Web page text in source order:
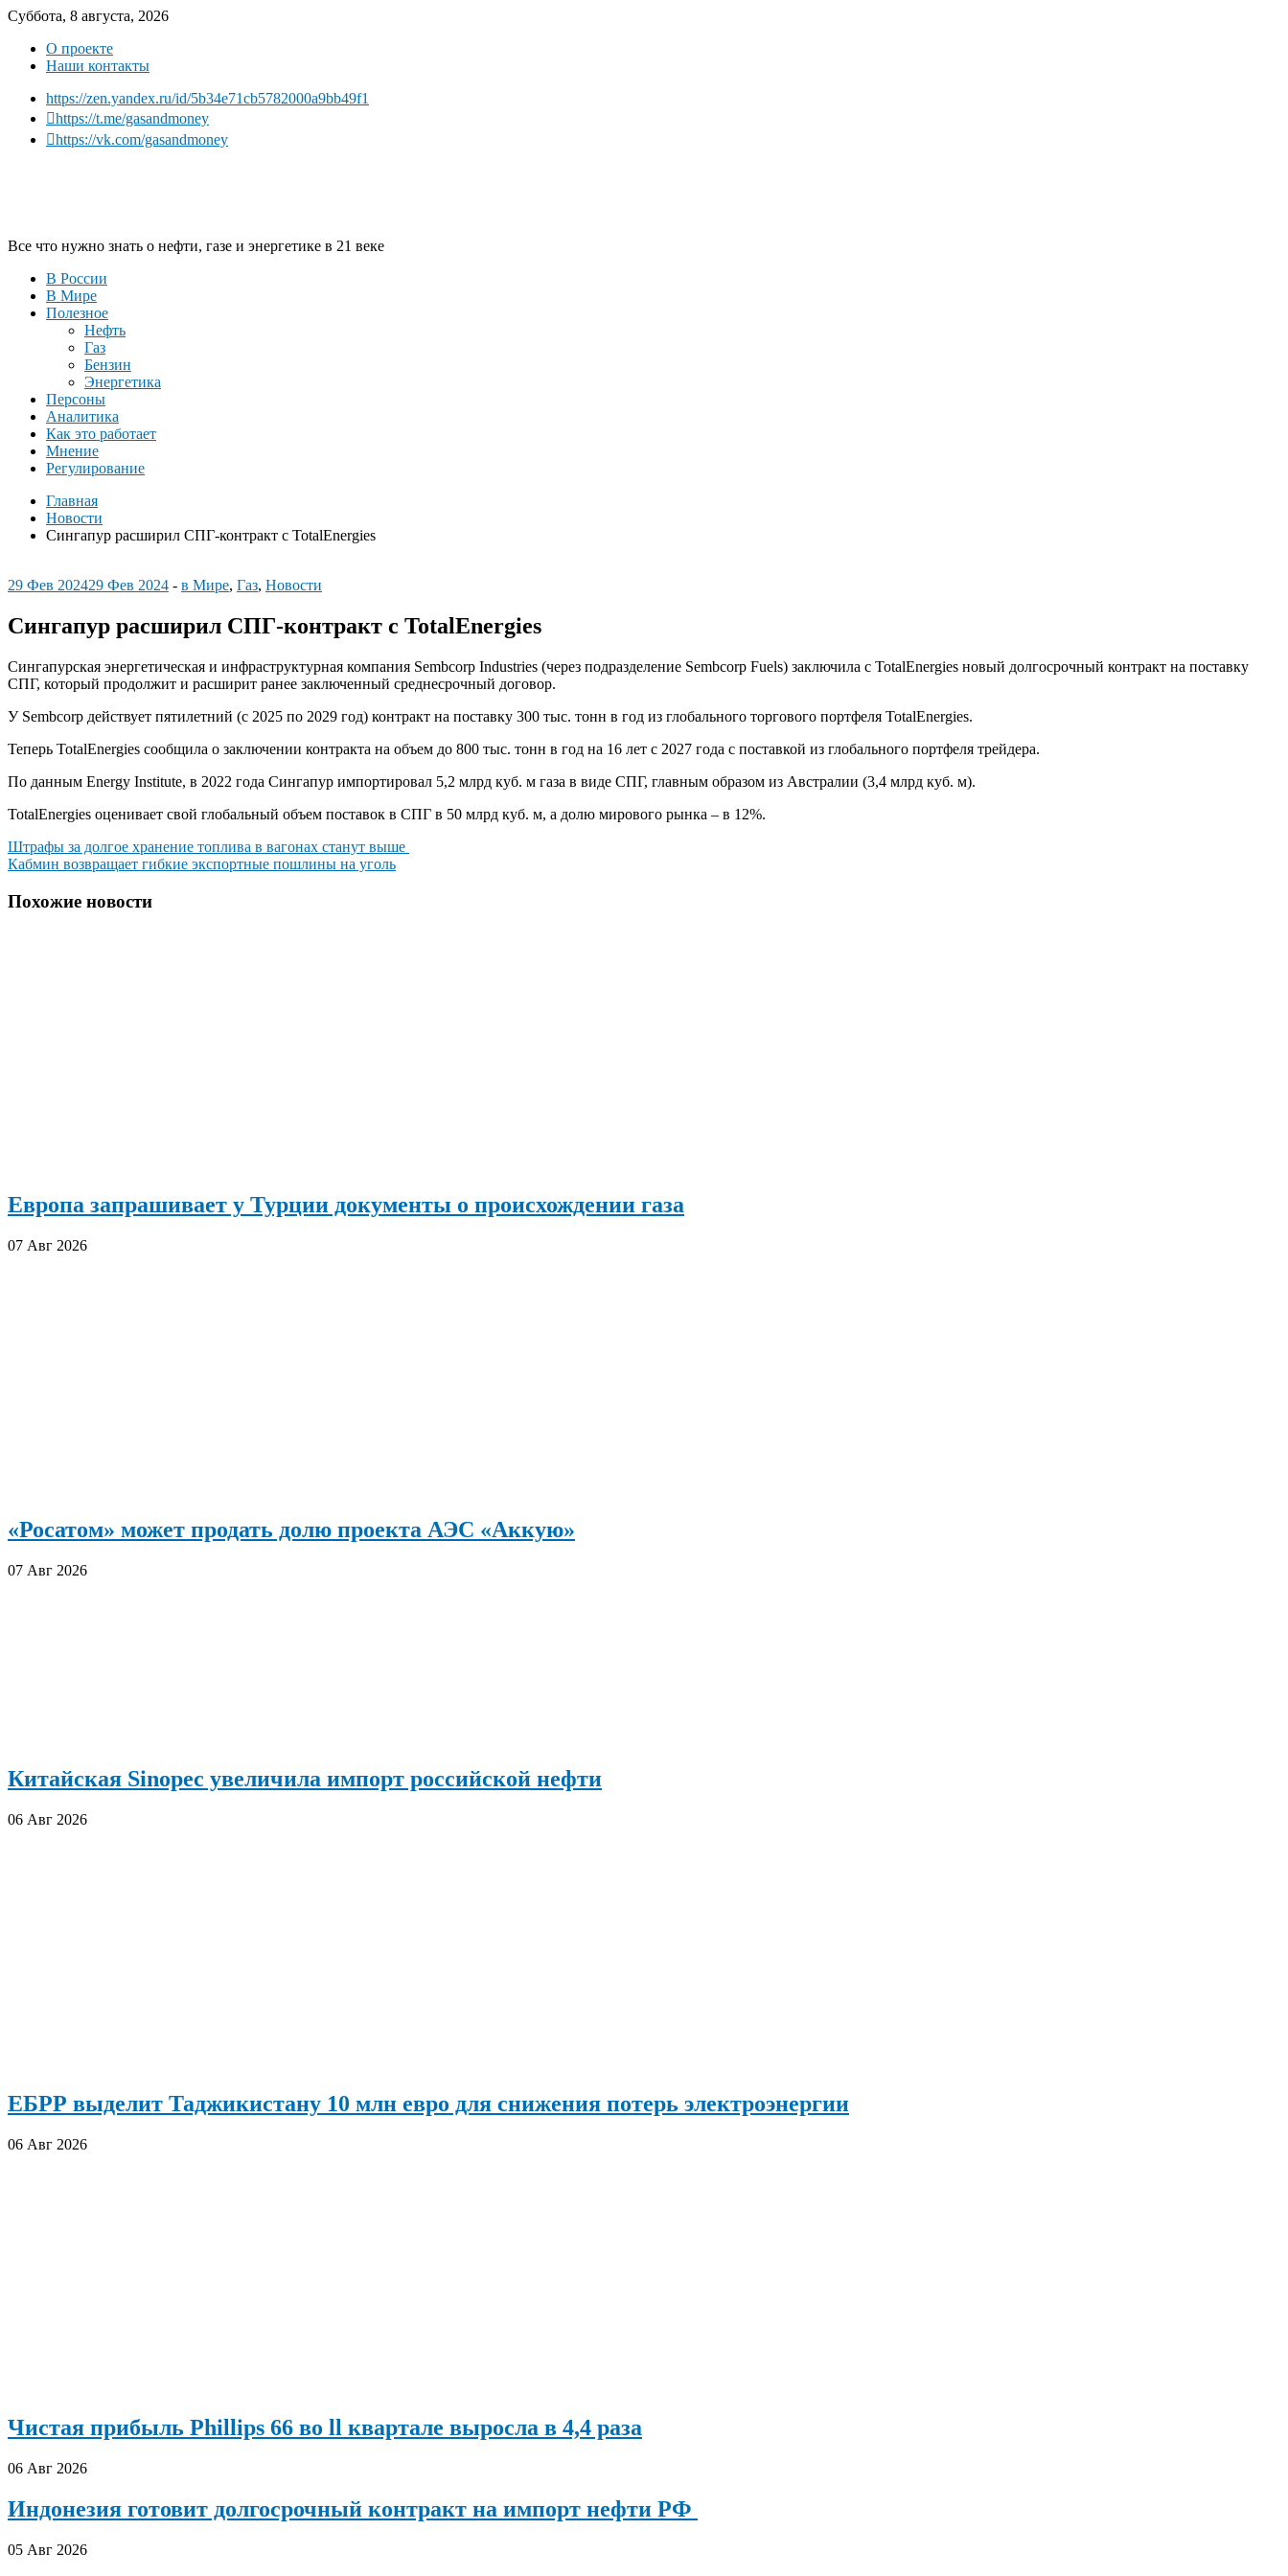
Суббота, 8 августа, 2026
О проекте
Наши контакты
https://zen.yandex.ru/id/5b34e71cb5782000a9bb49f1
https://t.me/gasandmoney
https://vk.com/gasandmoney
Все что нужно знать о нефти, газе и энергетике в 21 веке
В России
В Мире
Полезное
Нефть
Газ
Бензин
Энергетика
Персоны
Аналитика
Как это работает
Мнение
Регулирование
Главная
Новости
Сингапур расширил СПГ-контракт с TotalEnergies
29 Фев 202429 Фев 2024 - в Мире, Газ, Новости
Сингапур расширил СПГ-контракт с TotalEnergies
Сингапурская энергетическая и инфраструктурная компания Sembcorp Industries (через подразделение Sembcorp Fuels) заключила с TotalEnergies новый долгосрочный контракт на поставку
СПГ, который продолжит и расширит ранее заключенный среднесрочный договор.
У Sembcorp действует пятилетний (с 2025 по 2029 год) контракт на поставку 300 тыс. тонн в год из глобального торгового портфеля TotalEnergies.
Теперь TotalEnergies сообщила о заключении контракта на объем до 800 тыс. тонн в год на 16 лет с 2027 года с поставкой из глобального портфеля трейдера.
По данным Energy Institute, в 2022 года Сингапур импортировал 5,2 млрд куб. м газа в виде СПГ, главным образом из Австралии (3,4 млрд куб. м).
TotalEnergies оценивает свой глобальный объем поставок в СПГ в 50 млрд куб. м, а долю мирового рынка – в 12%.
Навигация
по
записям
Штрафы за долгое хранение топлива в вагонах станут выше
Кабмин возвращает гибкие экспортные пошлины на уголь
Похожие новости
Европа запрашивает у Турции документы о происхождении газа
07 Авг 2026
«Росатом» может продать долю проекта АЭС «Аккую»
07 Авг 2026
Китайская Sinopec увеличила импорт российской нефти
06 Авг 2026
ЕБРР выделит Таджикистану 10 млн евро для снижения потерь электроэнергии
06 Авг 2026
Чистая прибыль Phillips 66 во ll квартале выросла в 4,4 раза
06 Авг 2026
Индонезия готовит долгосрочный контракт на импорт нефти РФ
05 Авг 2026